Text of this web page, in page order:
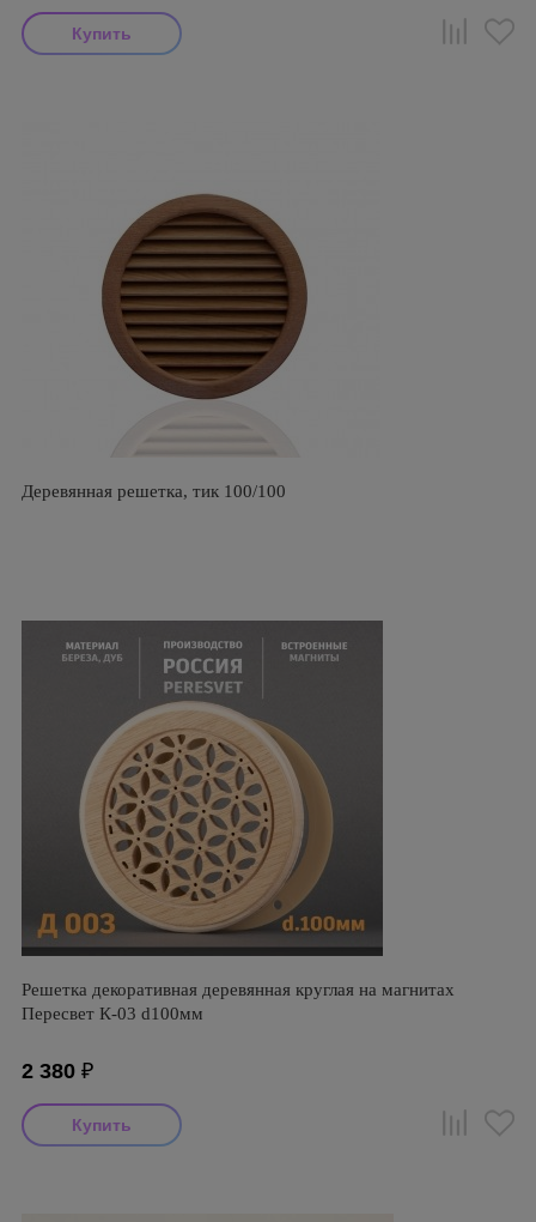
Деревянная решетка, тик 100/100
Решетка декоративная деревянная круглая на магнитах
Пересвет К-03 d100мм
2 380 ₽